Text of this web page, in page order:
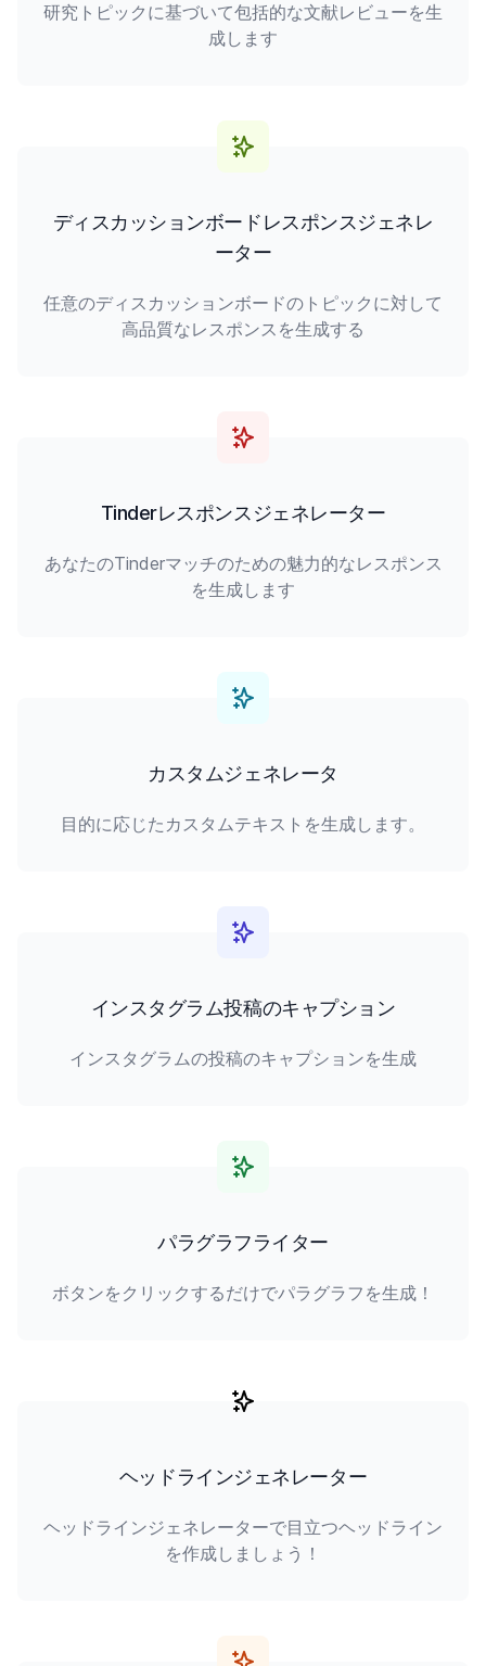
研究トピックに基づいて包括的な文献レビューを生
成します
ディスカッションボードレスポンスジェネレ
ーター
任意のディスカッションボードのトピックに対して
高品質なレスポンスを生成する
Tinderレスポンスジェネレーター
あなたのTinderマッチのための魅力的なレスポンス
を生成します
カスタムジェネレータ
目的に応じたカスタムテキストを生成します。
インスタグラム投稿のキャプション
インスタグラムの投稿のキャプションを生成
パラグラフライター
ボタンをクリックするだけでパラグラフを生成！
ヘッドラインジェネレーター
ヘッドラインジェネレーターで目立つヘッドライン
を作成しましょう！